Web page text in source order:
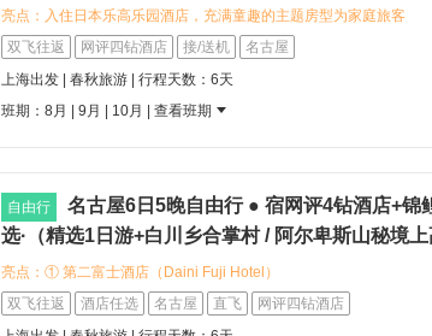
亮点：入住日本乐高乐园酒店，充满童趣的主题房型为家庭旅客
增添乐趣，紧邻乐高乐园便于游览 您可以品尝名古屋风味美食，
如鳗鱼饭与鸡肉翅，感受地道日式饮食文化 探索目的地丰富的历
双飞往返 网评四钻酒店 接/送机
名古屋
上海出发 | 春秋旅游 | 行程天数：6天
班期：8月 | 9月 | 10月 | 查看班期
自由行
名古屋6日5晚自由行 ● 宿网评4钻酒店+
选·（精选1日游+白川乡合掌村 / 阿尔卑斯山秘境上
亮点：① 第二富士酒店（Daini Fuji Hotel）
<br>:round_pushpin: 位置：JR名古屋站步行约3分钟，交通枢
纽零距离<br>:star: 特色：商务型酒店，性价比之选，适合赶早
双飞往返 酒店任选 名古屋 直飞
网评四钻酒店